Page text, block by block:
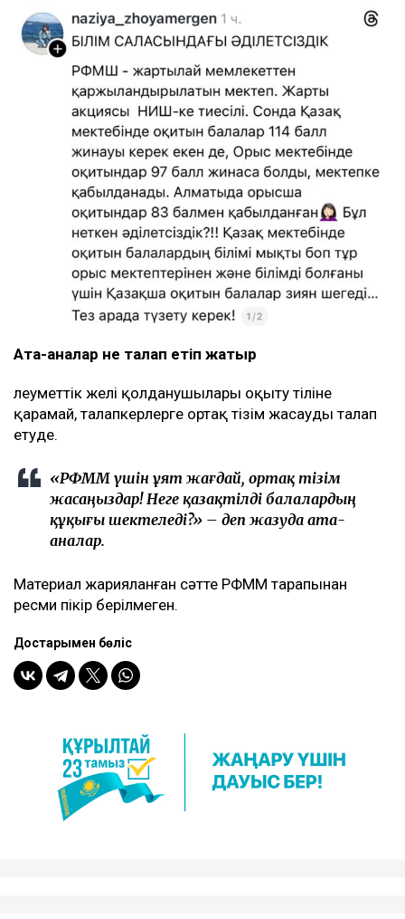
Ата-аналар не талап етіп жатыр
Әлеуметтік желі қолданушылары оқыту тіліне
қарамай, талапкерлерге ортақ тізім жасауды талап
етуде.
«РФММ үшін ұят жағдай, ортақ тізім
жасаңыздар! Неге қазақтілді балалардың
құқығы шектеледі?» – деп жазуда ата-
аналар.
Материал жарияланған сәтте РФММ тарапынан
ресми пікір берілмеген.
Достарыңмен бөліс